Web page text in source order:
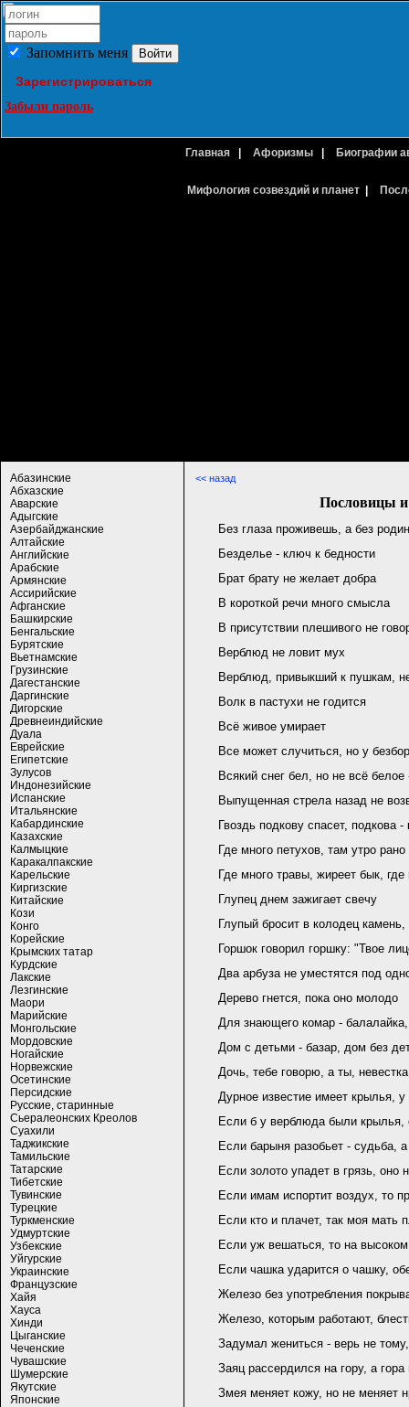
Запомнить меня
Зарегистрироваться
Забыли пароль
Главная Афоризмы Биографии
Мифология созвездий и планет|
Абазинские
Абхазские
Аварские
Адыгские
Азербайджанские
Алтайские
Английские
Арабские
Армянские
Ассирийские
Афганские
Башкирские
Бенгальские
Бурятские
Вьетнамские
Грузинские
Дагестанские
Даргинские
Дигорские
Древнеиндийские
Дуала
Еврейские
Египетские
Зулусов
Индонезийские
Испанские
Итальянские
Кабардинские
Казахские
Калмыцкие
Каракалпакские
Карельские
Киргизские
Китайские
Кози
Конго
Корейские
Крымских татар
Курдские
Лакские
Лезгинские
Маори
Марийские
Монгольские
Мордовские
Ногайские
Норвежские
Осетинские
Персидские
Русские, старинные
Сьералеонских Креолов
Суахили
Таджикские
Тамильские
Татарские
Тибетские
Тувинские
Турецкие
Туркменские
Удмуртские
Узбекские
Уйгурские
Украинские
Французские
Хайя
Хауса
Хинди
Цыганские
Чеченские
Чувашские
Шумерские
Якутские
Японские
<< назад
Пословицы
Без глаза проживешь, а без
Безделье - ключ к бедности
Брат брату не желает добра
В короткой речи много смысла
В присутствии плешивого не
Верблюд не ловит мух
Верблюд, привыкший к пушкам,
Волк в пастухи не годится
Всё живое умирает
Все может случиться, но у
Всякий снег бел, но не всё белое
Выпущенная стрела назад не
Гвоздь подкову спасет, подкова
Где много петухов, там утро рано
Где много травы, жиреет бык,
Глупец днем зажигает свечу
Глупый бросит в колодец
Горшок говорил горшку: "Твое
Два арбуза не уместятся под
Дерево гнется, пока оно молодо
Для знающего комар -
Дом с детьми - базар, дом без
Дочь, тебе говорю, а ты,
Дурное известие имеет крылья,
Если б у верблюда были
Если барыня разобьет - судьба,
Если золото упадет в грязь, оно
Если имам испортит воздух, то
Если кто и плачет, так моя мать
Если уж вешаться, то на
Если чашка ударится о чашку,
Железо без употребления
Железо, которым работают,
Задумал жениться - верь не
Заяц рассердился на гору, а
Змея меняет кожу, но не меняет